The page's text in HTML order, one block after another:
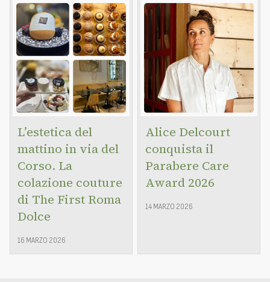
L’estetica del
mattino in via del
Corso. La
colazione couture
di The First Roma
Dolce
16 MARZO 2026
Alice Delcourt
conquista il
Parabere Care
Award 2026
14 MARZO 2026